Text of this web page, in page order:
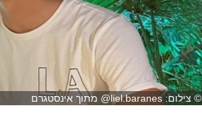
© צילום: liel.baranes@ מתוך אינסטגרם